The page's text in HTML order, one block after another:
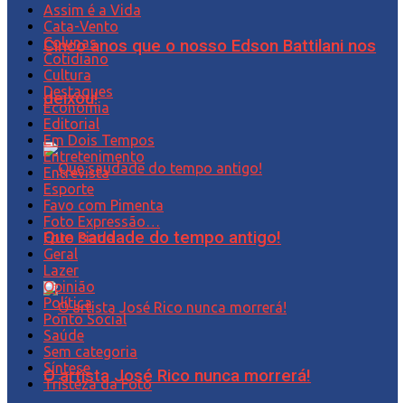
Cinco anos que o nosso Edson Battilani nos
deixou!
Que saudade do tempo antigo!
O artista José Rico nunca morrerá!
Assim é a Vida
Cata-Vento
Colunas
Cotidiano
Cultura
Destaques
Economia
Editorial
Em Dois Tempos
Entretenimento
Entrevista
Esporte
Favo com Pimenta
Foto Expressão…
Foto Piada
Geral
Lazer
Opinião
Política
Ponto Social
Saúde
Sem categoria
Síntese
Tristeza da Foto